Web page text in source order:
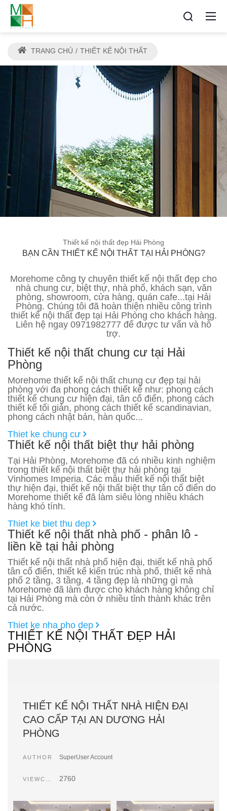
TRANG CHỦ THIẾT KẾ NỘI THẤT
THIẾT KẾ NỘI THẤT ĐẸP HẢI
Địa chỉ thiết kế và thi công tin cậy cho mọi nhà
Morehome hải phòng - Kiến tạo không gian sống
sang trọng và đẳng cấp
Thiết kế nội thất đẹp Hải Phòng
BẠN CẦN THIẾT KẾ NỘI THẤT TẠI HẢI PHÒNG?
Morehome công ty chuyên thiết kế nội thất đẹp cho
nhà chung cư, biệt thự, nhà phố, khách sạn, văn
phòng, showroom, cửa hàng, quán cafe...tại Hải
Phòng. Chúng tôi đã hoàn thiện nhiều công trình
thiết kế nội thất đẹp tại Hải Phòng cho khách hàng.
Liên hệ ngay 0971982777 để được tư vấn và hỗ
trợ.
Thiết kế nội thất chung cư tại Hải
Phòng
Morehome thiết kế nội thất chung cư đẹp tại hải
phòng với đa phong cách thiết kế như: phong cách
thiết kế chung cư hiện đại, tân cổ điển, phong cách
thiết kế tối giản, phong cách thiết kế scandinavian,
phong cách nhật bản, hàn quốc...
Thiet ke chung cư
Thiết kế nội thất biệt thự hải phòng
Tại Hải Phòng, Morehome đã có nhiều kinh nghiệm
trong thiết kế nội thất biệt thự hải phòng tại
Vinhomes Imperia. Các mẫu thiết kế nội thất biệt
thự hiện đại, thiết kế nội thất biệt thự tân cổ điển do
Morehome thiết kế đã làm siêu lòng nhiều khách
hàng khó tính.
Thiet ke biet thu dep
Thiết kế nội thất nhà phố - phân lô -
liền kề tại hải phòng
Thiết kế nội thất nhà phố hiện đại, thiết kế nhà phố
tân cổ điển, thiết kế kiến trúc nhà phố, thiết kế nhà
phố 2 tầng, 3 tầng, 4 tầng đẹp là những gì mà
Morehome đã làm được cho khách hàng không chỉ
tại Hải Phòng mà còn ở nhiều tỉnh thành khác trên
cả nước.
Thiet ke nha pho dep
THIẾT KẾ NỘI THẤT ĐẸP HẢI
PHÒNG
THIẾT KẾ NỘI THẤT NHÀ HIỆN ĐẠI
CAO CẤP TẠI AN DƯƠNG HẢI
PHÒNG
AUTHOR SuperUser Account
VIEWCOUNT 2760